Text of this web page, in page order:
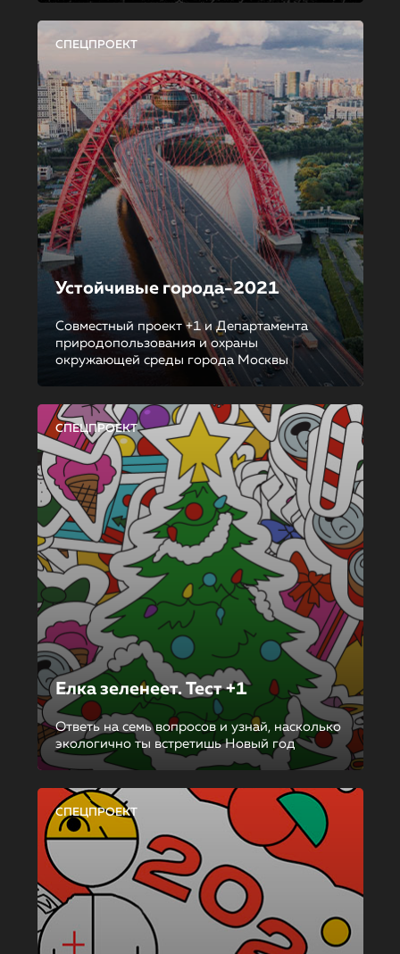
СПЕЦПРОЕКТ
Устойчивые города-2021
Совместный проект +1 и Департамента
природопользования и охраны
окружающей среды города Москвы
СПЕЦПРОЕКТ
Елка зеленеет. Тест +1
Ответь на семь вопросов и узнай, насколько
экологично ты встретишь Новый год
СПЕЦПРОЕКТ